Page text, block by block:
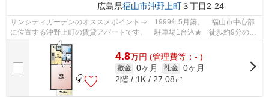
広島県福山市沖野上町３丁目2-24
サンシティガーデンのオススメポイント⇒ 1999年5月築。 福山市中心部
に位置する沖野上町の賃貸アパートです。 駐車場1台込★ 徒歩約9分のと
ころにスーパーなどが隣接されたショッピ...
4.8万円 (管理費等：- )
敷金 0ヶ月 礼金 0ヶ月
2階 / 1K / 27.08㎡